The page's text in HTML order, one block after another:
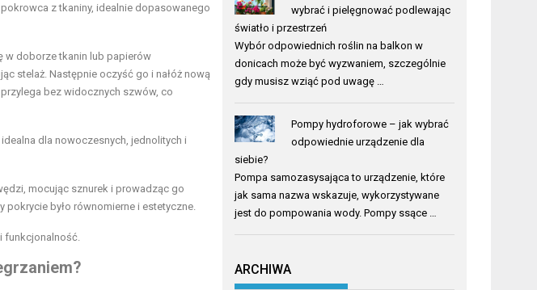
z tkaniny, idealnie dopasowanego
w doborze tkanin lub papierów
stelaż. Następnie oczyść go i nałóż nową
bez widocznych szwów, co
dla nowoczesnych, jednolitych i
mocując sznurek i prowadząc go
było równomierne i estetyczne.
funkcjonalność.
wybrać i pielęgnować podlewając
światło i przestrzeń
Wybór odpowiednich roślin na balkon w
donicach może być wyzwaniem, szczególnie
gdy musisz wziąć pod uwagę …
Pompy hydroforowe – jak wybrać
odpowiednie urządzenie dla
siebie?
Pompa samozasysająca to urządzenie, które
jak sama nazwa wskazuje, wykorzystywane
jest do pompowania wody. Pompy ssące …
ARCHIWA